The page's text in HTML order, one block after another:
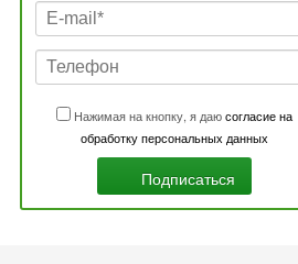
Нажимая на кнопку, я даюсогласие на
обработку персональных данных